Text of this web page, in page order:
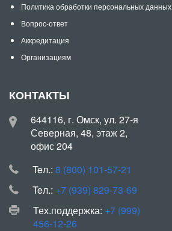
Политика обработки персональных данных
Вопрос-ответ
Аккредитация
Организациям
КОНТАКТЫ
644116, г. Омск, ул. 27-я
Северная, 48, этаж 2,
офис 204
Teл.: 8 (800) 101-57-21
Teл.: +7 (939) 829-73-69
Тех.поддержка: +7 (999)
456-12-26